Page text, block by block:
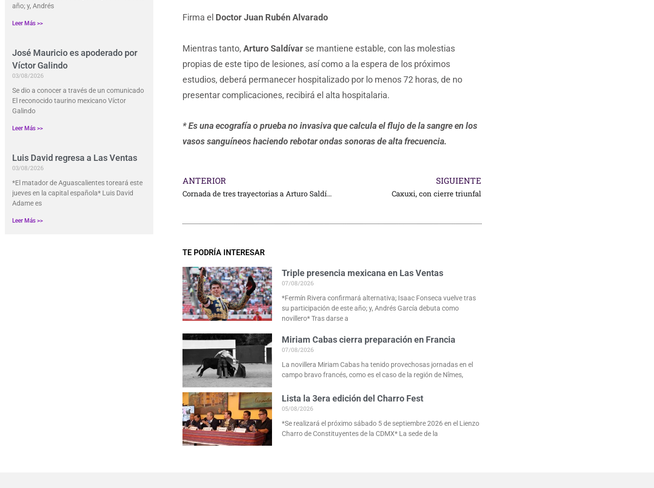
año; y, Andrés
Leer Más >>
José Mauricio es apoderado por
Víctor Galindo
03/08/2026
Se dio a conocer a través de un comunicado
El reconocido taurino mexicano Víctor
Galindo
Leer Más >>
Luis David regresa a Las Ventas
03/08/2026
*El matador de Aguascalientes toreará este
jueves en la capital española* Luis David
Adame es
Leer Más >>
Firma el Doctor Juan Rubén Alvarado
Mientras tanto, Arturo Saldívarse mantiene estable, con las molestias
propias de este tipo de lesiones, así como a la espera de los próximos
estudios, deberá permanecer hospitalizado por lo menos 72 horas, de no
presentar complicaciones, recibirá el alta hospitalaria.
* Es una ecografía o prueba no invasiva que calcula el flujo de la sangre en los
vasos sanguíneos haciendo rebotar ondas sonoras de alta frecuencia.
ANTERIOR
Cornada de tres trayectorias a Arturo Saldívar
SIGUIENTE
Caxuxi, con cierre triunfal
TE PODRÍA INTERESAR
Triple presencia mexicana en Las Ventas
07/08/2026
*Fermín Rivera confirmará alternativa; Isaac Fonseca vuelve tras
su participación de este año; y, Andrés García debuta como
novillero* Tras darse a
Miriam Cabas cierra preparación en Francia
07/08/2026
La novillera Miriam Cabas ha tenido provechosas jornadas en el
campo bravo francés, como es el caso de la región de Nîmes,
Lista la 3era edición del Charro Fest
05/08/2026
*Se realizará el próximo sábado 5 de septiembre 2026 en el Lienzo
Charro de Constituyentes de la CDMX* La sede de la